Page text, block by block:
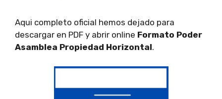
Aqui completo oficial hemos dejado para
descargar en PDF y abrir online Formato Poder
Asamblea Propiedad Horizontal.